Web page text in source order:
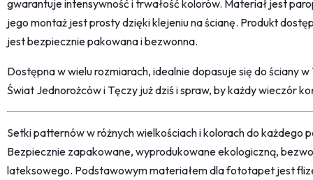
gwarantuje intensywność i trwałość kolorów. Materiał jest
jego montaż jest prosty dzięki klejeniu na ścianę. Produkt
jest bezpiecznie pakowana i bezwonna.
Dostępna w wielu rozmiarach, idealnie dopasuje się do ściany
Świat Jednorożców i Tęczy już dziś i spraw, by każdy wieczór
Setki patternów w różnych wielkościach i kolorach do każdego
Bezpiecznie zapakowane, wyprodukowane ekologiczną,
lateksowego. Podstawowym materiałem dla fototapet jest